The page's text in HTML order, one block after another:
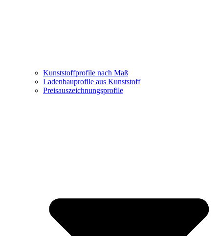
Kunststoffprofile nach Maß
Ladenbauprofile aus Kunststoff
Preisauszeichnungsprofile